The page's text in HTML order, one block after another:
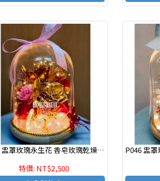
P044 盅罩玫瑰永生花 香皂玫瑰乾燥永生花束 情人節花束
特價: NT$2,500